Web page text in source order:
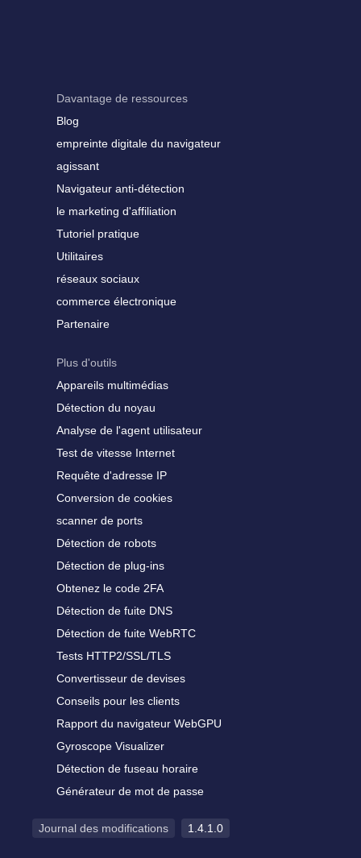
Davantage de ressources
Blog
empreinte digitale du navigateur
agissant
Navigateur anti-détection
le marketing d'affiliation
Tutoriel pratique
Utilitaires
réseaux sociaux
commerce électronique
Partenaire
Plus d'outils
Appareils multimédias
Détection du noyau
Analyse de l'agent utilisateur
Test de vitesse Internet
Requête d'adresse IP
Conversion de cookies
scanner de ports
Détection de robots
Détection de plug-ins
Obtenez le code 2FA
Détection de fuite DNS
Détection de fuite WebRTC
Tests HTTP2/SSL/TLS
Convertisseur de devises
Conseils pour les clients
Rapport du navigateur WebGPU
Gyroscope Visualizer
Détection de fuseau horaire
Générateur de mot de passe
Journal des modifications 1.4.1.0